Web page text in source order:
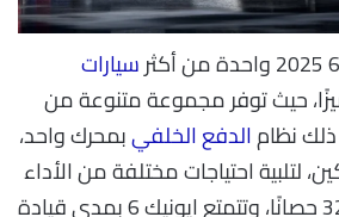
سيارات
حيث توفر مجموعة متنوعة من
ذلك نظامالدفع الخلفيبمحرك واحد،
لتلبية احتياجات مختلفة من الأداء
تتراوح بين 149 إلى 320 حصانًا، وتتمتع ايونيك 6 بمدى قيادة